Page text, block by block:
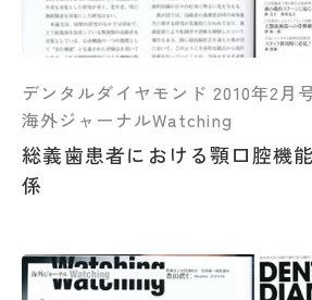
デンタルダイヤモンド 2010年2月
海外ジャーナルWatching
総義歯患者における顎口腔機
係